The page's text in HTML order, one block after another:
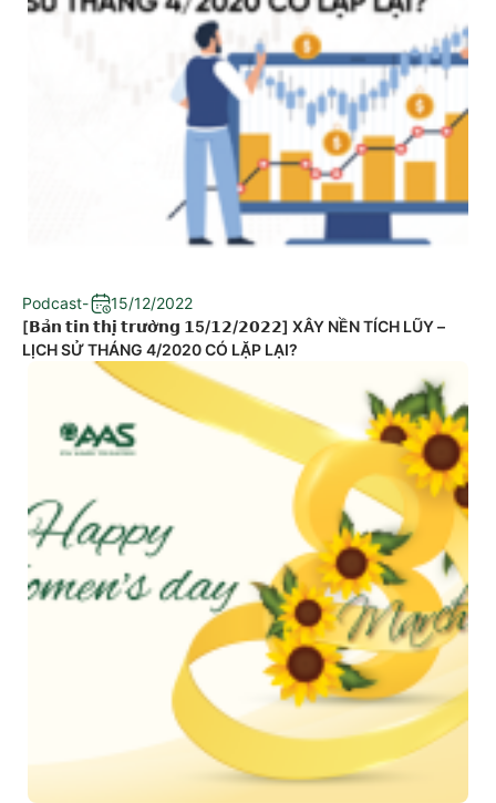
Podcast-
15/12/2022
[𝗕𝗮̉𝗻 𝘁𝗶𝗻 𝘁𝗵𝗶̣ 𝘁𝗿𝘂̛𝗼̛̀𝗻𝗴 𝟭5/𝟭𝟮/𝟮𝟬𝟮𝟮] XÂY NỀN TÍCH LŨY –
LỊCH SỬ THÁNG 4/2020 CÓ LẶP LẠI?